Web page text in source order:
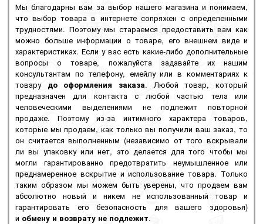
Мы благодарны вам за выбор нашего магазина и понимаем,
что выбор товара в интернете сопряжен с определенными
трудностями. Поэтому мы стараемся предоставить вам как
можно больше информации о товаре, его внешнем виде и
характеристиках. Если у вас есть какие-либо дополнительные
вопросы о товаре, пожалуйста задавайте их нашим
консультантам по телефону, емейлу или в комментариях к
товару до оформления заказа. Любой товар, который
предназначен для контакта с любой частью тела или
человеческими выделениями не подлежит повторной
продаже. Поэтому из-за интимного характера товаров,
которые мы продаем, как только вы получили ваш заказ, то
он считается выполненным (независимо от того вскрывали
ли вы упаковку или нет, это делается для того чтобы мы
могли гарантированно предотвратить неумышленное или
преднамеренное вскрытие и использование товара. Только
таким образом мы можем быть уверены, что продаем вам
абсолютно новый и никем не использованный товар и
гарантировать его безопасность для вашего здоровья)
и обмену и возврату не подлежит.